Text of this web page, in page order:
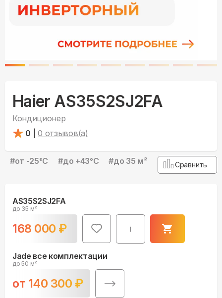
Haier AS35S2SJ2FA
Кондиционер
0
0 отзывов(а)
#от -25°С #до +43°С #до 35 м² Сравнить
AS35S2SJ2FA
до 35 м²
168 000 ₽ i
Jade все комплектации
до 50 м²
от 140 300 ₽